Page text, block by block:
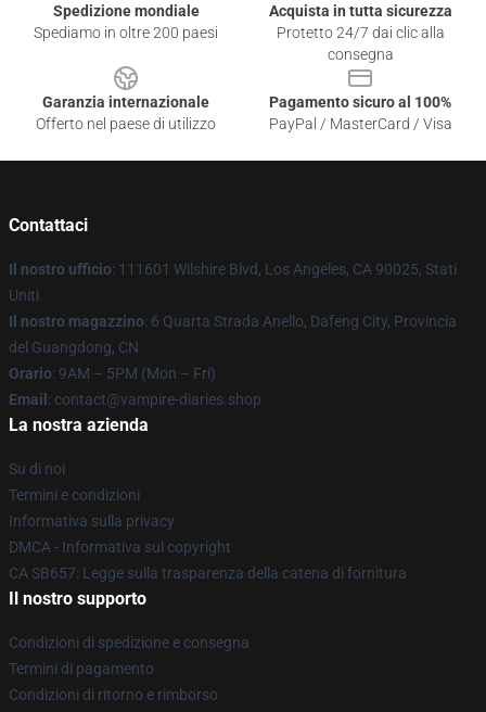
Spedizione mondiale
Spediamo in oltre 200 paesi
Acquista in tutta sicurezza
Protetto 24/7 dai clic alla
consegna
Garanzia internazionale
Offerto nel paese di utilizzo
Pagamento sicuro al 100%
PayPal / MasterCard / Visa
Contattaci
Il nostro ufficio: 111601 Wilshire Blvd, Los Angeles, CA 90025, Stati
Uniti
Il nostro magazzino: 6 Quarta Strada Anello, Dafeng City, Provincia
del Guangdong, CN
Orario: 9AM – 5PM (Mon – Fri)
Email : contact@vampire-diaries.shop
La nostra azienda
Su di noi
Termini e condizioni
Informativa sulla privacy
DMCA - Informativa sul copyright
CA SB657: Legge sulla trasparenza della catena di fornitura
Il nostro supporto
Condizioni di spedizione e consegna
Termini di pagamento
Condizioni di ritorno e rimborso